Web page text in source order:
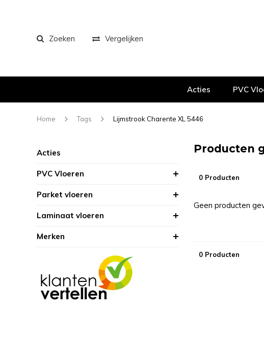
Zoeken Vergelijken
Acties PVC
Home Tags Lijmstrook Charente XL 5446
Acties
PVC Vloeren
Parket vloeren
Laminaat vloeren
Merken
Producten
0 Producten
Geen producten
0 Producten